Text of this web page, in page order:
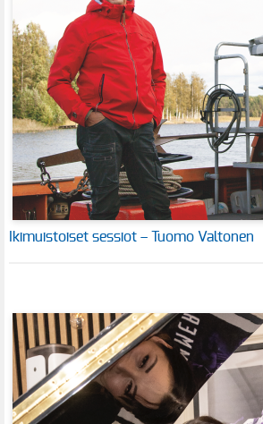
Ikimuistoiset sessiot – Tuomo Valtonen